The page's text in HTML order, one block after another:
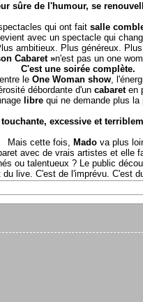
sûre de l'humour, se
qui ont fait salle
avec un spectacle qui
ambitieux. Plus généreux.
Cabaret »n'est pas un one
C'est une soirée complète.
le One Woman show,
débordante d'un cabaret en
librequi ne demande plus la
touchante, excessive et
Mais cette fois, Mado va plus
avec de vrais artistes et elle
ou talentueux ? Le public
du live. C'est de l'imprévu. C'est